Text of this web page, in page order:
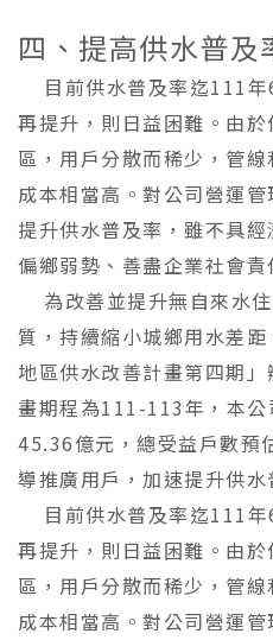
四、提高供水普及
目前供水普及率迄111
再提升，則日益困難。由
區，用戶分散而稀少，管
成本相當高。對公司營運
提升供水普及率，雖不具
偏鄉弱勢、善盡企業社會責
為改善並提升無自來水
質，持續縮小城鄉用水差
地區供水改善計畫第四期
畫期程為111-113年，本
45.36億元，總受益戶數預
導推廣用戶，加速提升供水
目前供水普及率迄111
再提升，則日益困難。由
區，用戶分散而稀少，管
成本相當高。對公司營運